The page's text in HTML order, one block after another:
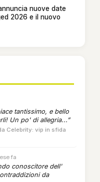
nuove date
2026 e il nuovo
tantissimo, e bello
Un po' di allegria...”
Celebrity: vip in sfida
fa
conoscitore dell'
da